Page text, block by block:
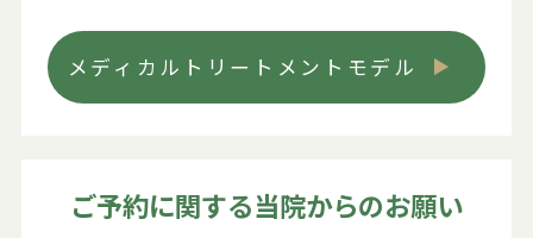
メディカルトリートメントモデル
ご予約に関する当院からのお願い